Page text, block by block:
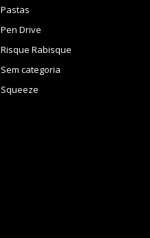
Pastas
Pen Drive
Risque Rabisque
Sem categoria
Squeeze